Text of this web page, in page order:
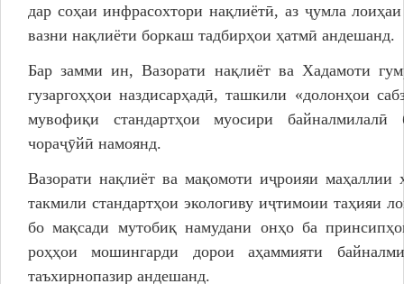
дар соҳаи инфрасохтори нақлиётӣ, аз ҷумла
вазни нақлиёти боркаш тадбирҳои ҳатмӣ андешанд.
Бар замми ин, Вазорати нақлиёт ва Хадамоти
гузаргоҳҳои наздисарҳадӣ, ташкили «долонҳои
мувофиқи стандартҳои муосири байналмилалӣ
чораҷӯйӣ намоянд.
Вазорати нақлиёт ва мақомоти иҷроияи маҳаллии
такмили стандартҳои экологиву иҷтимоии таҳияи
бо мақсади мутобиқ намудани онҳо ба
роҳҳои мошингарди дорои аҳаммияти
таъхирнопазир андешанд.